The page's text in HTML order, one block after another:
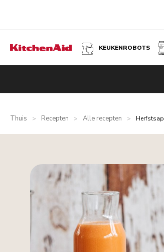
KEUKENROBOTS
Thuis > Recepten > Alle recepten > Herfstsap